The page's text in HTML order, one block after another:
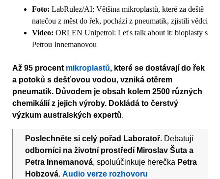
Foto: LabRulez/AI: Většina mikroplastů, které za deště
natečou z měst do řek, pochází z pneumatik, zjistili vědci
Video: ORLEN Unipetrol: Let's talk about it: bioplasty s
Petrou Innemanovou
Až 95 procent mikroplastů, které se dostávají do řek
a potoků s dešťovou vodou, vzniká otěrem
pneumatik. Důvodem je obsah kolem 2500 různých
chemikálií z jejich výroby. Dokládá to čerstvý
výzkum australských expertů.
Poslechněte si celý pořad Laboratoř. Debatují
odborníci na životní prostředí Miroslav Šuta a
Petra Innemanová, spoluúčinkuje herečka Petra
Hobzová.Audio verze rozhovoru